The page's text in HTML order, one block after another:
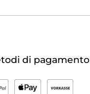
di pagamento